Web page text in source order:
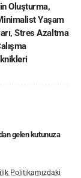
Oluşturma,
Yaşam
,Stres Azaltma
gelen kutunuza
Politikamızdaki